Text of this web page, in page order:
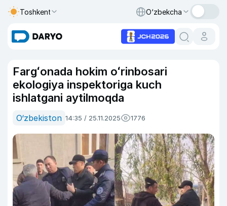
Toshkent O‘zbekcha
Fargʻonada hokim oʻrinbosari
ekologiya inspektoriga kuch
ishlatgani aytilmoqda
O‘zbekiston 14:35 / 25.11.2025 1776